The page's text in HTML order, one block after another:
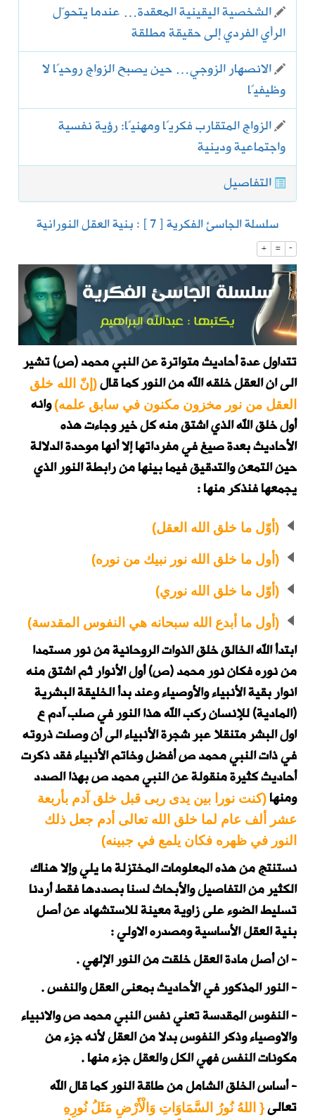
الشخصية اليقينية المعقدة… عندما يتحوّل
الرأي الفردي إلى حقيقة مطلقة
الانصهار الزوجي… حين يصبح الزواج روحيًا لا
وظيفيًا
الزواج المتقارب فكريًا ومهنيًا: رؤية نفسية
واجتماعية ودينية
التفاصيل
سلسلة الجاسئ الفكرية [ 7 ] : بنية العقل النورانية
+ = -
تتداول عدة أحاديث متواترة عن النبي محمد (ص) تشير
الى ان العقل خلقه الله من النور كما قال( إنّ الله خلق
العقل من نور مخزون مكنون في سابق علمه) وانه
أول خلق الله الذي اشتق منه كل خير وجاءت هذه
الأحاديث بعدة صيغ في مفرداتها إلا أنها موحدة الدلالة
حين التمعن والتدقيق فيما بينها من رابطة النور الذي
يجمعها فنذكر منها :
(أوّل ما خلق الله العقل)
(أول ما خلق الله نور نبيك من نوره)
(أوّل ما خلق الله نوري)
(أول ما أبدع الله سبحانه هي النفوس المقدسة)
ابتدأ الله الخالق خلق الذوات الروحانية من نور مستمدا
من نوره فكان نور محمد (ص) أول الأنوار ثم اشتق منه
انوار بقية الأنبياء والأوصياء وعند بدأ الخليقة البشرية
(المادية) للإنسان ركب الله هذا النور في صلب آدم ع
اول البشر متنقلا عبر شجرة الأنبياء الى أن وصلت ذروته
في ذات النبي محمد ص أفضل وخاتم الأنبياء فقد ذكرت
أحاديث كثيرة منقولة عن النبي محمد ص بهذا الصدد
ومنها(كنت نورا بين يدى ربى قبل خلق آدم بأربعة
عشر ألف عام لما خلق الله تعالى أدم جعل ذلك
النور في ظهره فكان يلمع في جبينه)
نستنتج من هذه المعلومات المختزلة ما يلي وإلا هناك
الكثير من التفاصيل والأبحاث لسنا بصددها فقط أردنا
تسليط الضوء على زاوية معينة للاستشهاد عن أصل
بنية العقل الأساسية ومصدره الاولي :
- ان أصل مادة العقل خلقت من النور الإلهي .
- النور المذكور في الأحاديث بمعنى العقل والنفس .
- النفوس المقدسة تعني نفس النبي محمد ص والانبياء
والاوصياء وذكر النفوس بدلا من العقل لأنه جزء من
مكونات النفس فهي الكل والعقل جزء منها .
- أساس الخلق الشامل من طاقة النور كما قال الله
تعالى{ اللهُ نُورُ السَّمَاوَاتِ وَالْأَرْضِ مَثَلُ نُورِهِ